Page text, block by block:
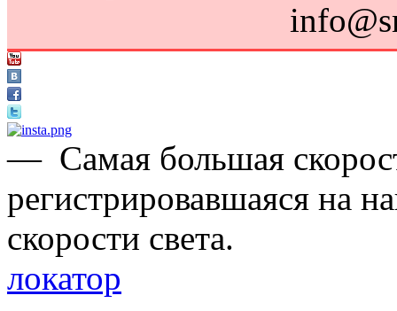
— Самая большая
регистрировавшаяся на
скорости света.
локатор